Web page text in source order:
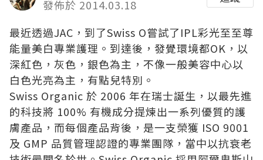
發佈於 2014.03.18
最近透過JAC，到了Swiss O嘗試了IPL彩光至至尊
能量美白專業護理。到達後，發覺環境都OK，以
深紅色，灰色，銀色為主，不像一般美容中心以
白色光亮為主，有點兒特別。
Swiss Organic 於 2006 年在瑞士誕生，以最先進
的科技將 100% 有機成分提煉出一系列優質的護
膚產品，而每個產品背後，是一支榮獲 ISO 9001
及 GMP 品質管理認證的專業團隊，當中以抗衰老